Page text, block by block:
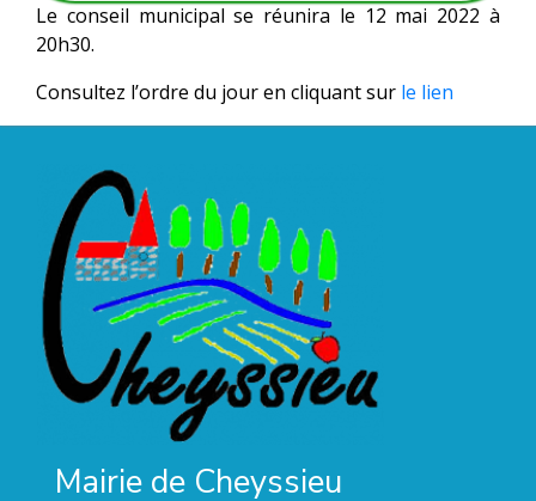
Le conseil municipal se réunira le 12 mai 2022 à
20h30.
Consultez l’ordre du jour en cliquant sur le lien
Mairie de Cheyssieu